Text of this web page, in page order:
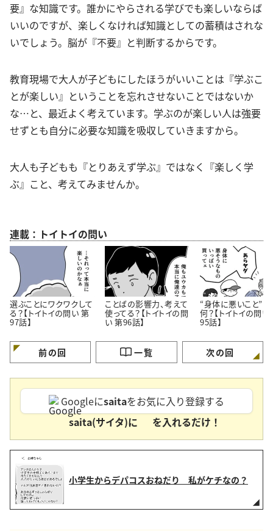
要』な知識です。誰かにやらされる学びでも楽しいならば
いいのですが、楽しくなければ知識としての蓄積はされな
いでしょう。脳が『不要』と判断するからです。
教育現場で大人が子どもにしたほうがいいことは『学ぶこ
とが楽しい』ということを忘れさせないことではないか
な…と、最近よく考えています。学ぶのが楽しい人は強要
せずとも自分に必要な知識を吸収していきますから。
大人も子どもも『とりあえず学ぶ』ではなく『楽しく学
ぶ』こと、考えてみませんか。
連載：トイトイの問い
選ぶことにワクワクして
る？【トイトイの問い 第
97話】
ことばの影響力、考えて
使ってる？【トイトイの問
い 第96話】
“身体に悪いこと”っ
何？【トイトイの問い
95話】
前の回 一覧 次の回
Googleにsaitaをお気に入り登録する
saita(サイタ)に
を入れるだけ！
小学生からデパコスおねだり 私がケチなの？